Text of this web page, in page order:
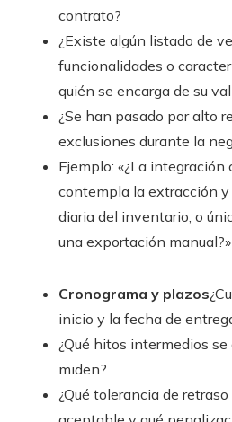
contrato?
¿Existe algún listado de
funcionalidades o
quién se encarga de su
¿Se han pasado por alto
exclusiones durante la
Ejemplo: «¿La integración
contempla la extracción
diaria del inventario, o
una exportación manual?»
Cronograma y plazos
inicio y la fecha de
¿Qué hitos intermedios
miden?
¿Qué tolerancia de